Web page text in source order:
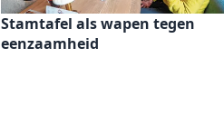
Stamtafel als wapen tegen
eenzaamheid